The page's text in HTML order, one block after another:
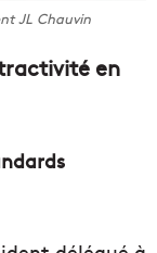
JL Chauvin
en